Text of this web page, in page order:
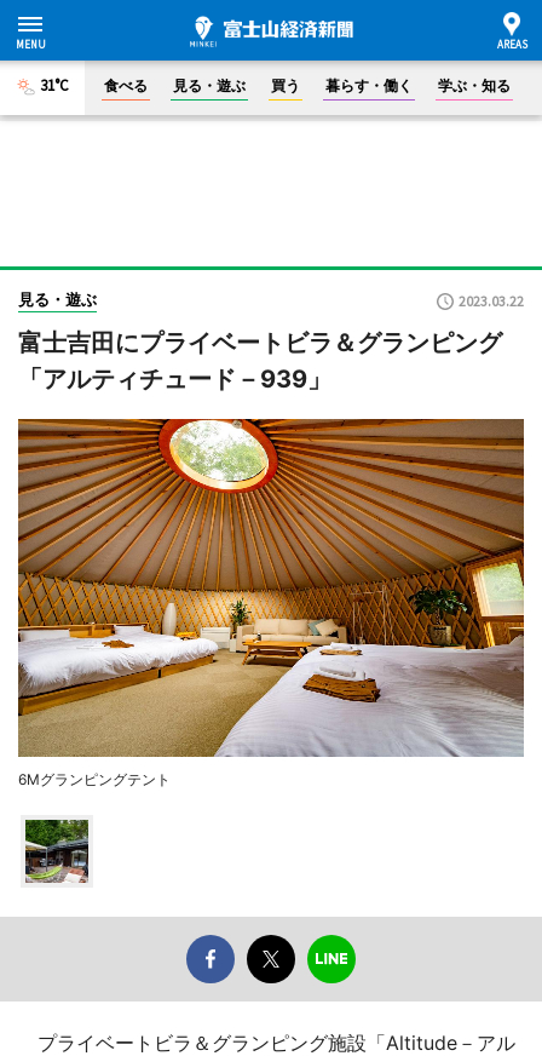
31°C 食べる 見る・遊ぶ 買う 暮らす・働く 学ぶ・知る
見る・遊ぶ 2023.03.22
富士吉田にプライベートビラ＆グランピング
「アルティチュード－939」
6Mグランピングテント
プライベートビラ＆グランピング施設「Altitude－アル